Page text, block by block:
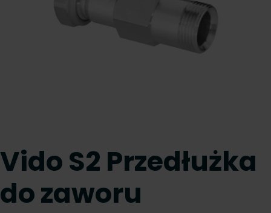
Vido S2 Przedłużka
do zaworu